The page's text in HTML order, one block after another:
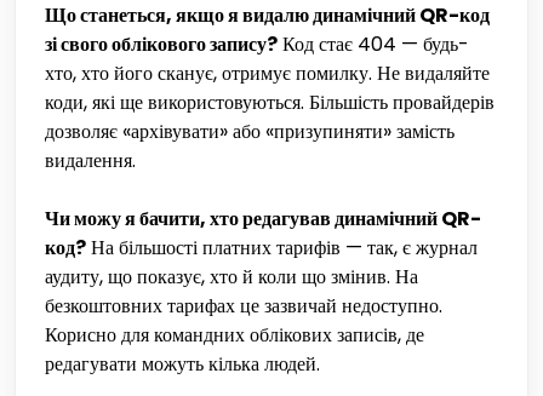
Що станеться, якщо я видалю динамічний QR-код
зі свого облікового запису?Код стає 404 — будь-
хто, хто його сканує, отримує помилку. Не видаляйте
коди, які ще використовуються. Більшість провайдерів
дозволяє «архівувати» або «призупиняти» замість
видалення.
Чи можу я бачити, хто редагував динамічний QR-
код?На більшості платних тарифів — так, є журнал
аудиту, що показує, хто й коли що змінив. На
безкоштовних тарифах це зазвичай недоступно.
Корисно для командних облікових записів, де
редагувати можуть кілька людей.